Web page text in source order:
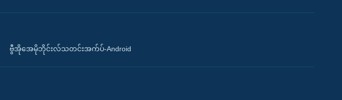
ဗွီအိုအေမိုဘိုင်းလ်သတင်းအက်ပ်-Android